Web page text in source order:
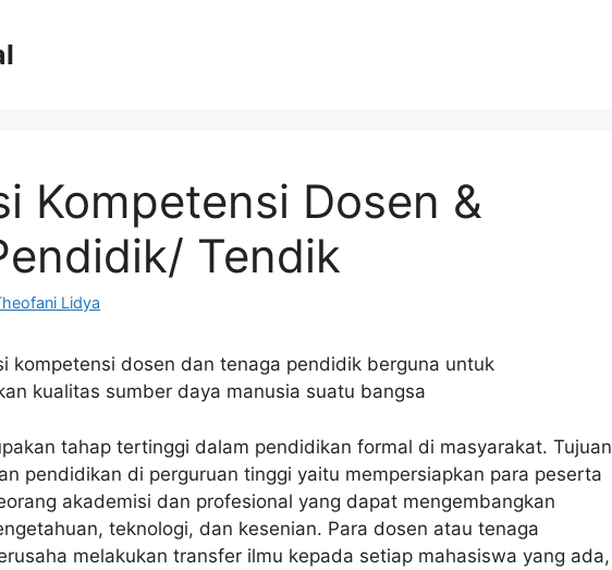
Kompetensi Dosen &
Tendik
Lidya
tahap tertinggi dalam pendidikan formal di masyarakat. Tujuan
pendidikan di perguruan tinggi yaitu mempersiapkan para peserta
akademisi dan profesional yang dapat mengembangkan
teknologi, dan kesenian. Para dosen atau tenaga
melakukan transfer ilmu kepada setiap mahasiswa yang ada,